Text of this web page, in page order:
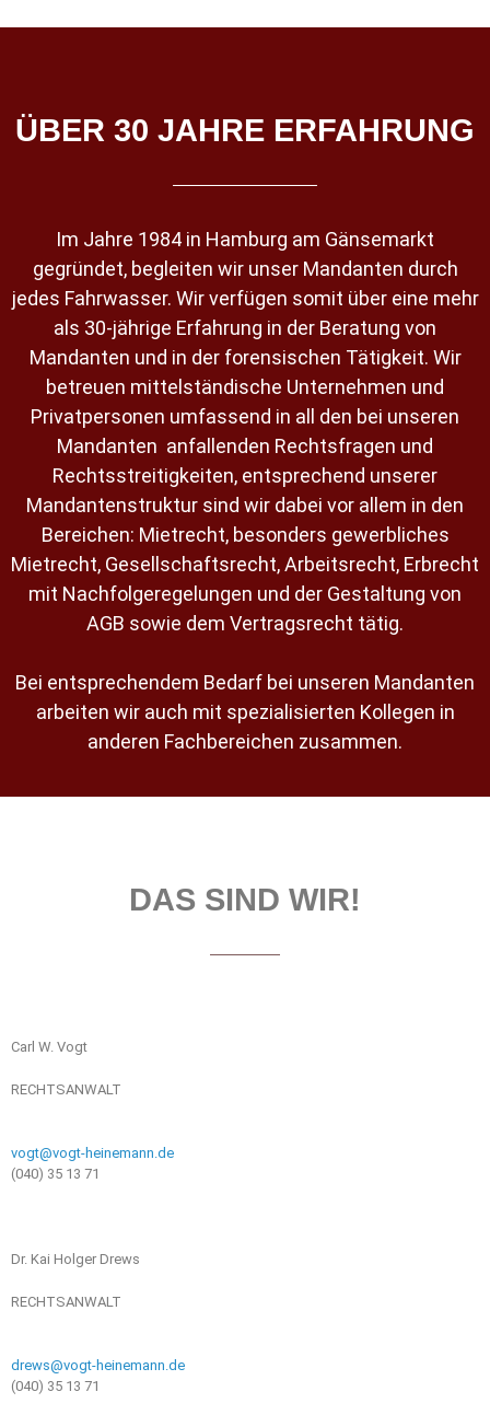
ÜBER 30 JAHRE ERFAHRUNG
Im Jahre 1984 in Hamburg am Gänsemarkt
gegründet, begleiten wir unser Mandanten durch
jedes Fahrwasser. Wir verfügen somit über eine mehr
als 30-jährige Erfahrung in der Beratung von
Mandanten und in der forensischen Tätigkeit. Wir
betreuen mittelständische Unternehmen und
Privatpersonen umfassend in all den bei unseren
Mandanten anfallenden Rechtsfragen und
Rechtsstreitigkeiten, entsprechend unserer
Mandantenstruktur sind wir dabei vor allem in den
Bereichen: Mietrecht, besonders gewerbliches
Mietrecht, Gesellschaftsrecht, Arbeitsrecht, Erbrecht
mit Nachfolgeregelungen und der Gestaltung von
AGB sowie dem Vertragsrecht tätig.
Bei entsprechendem Bedarf bei unseren Mandanten
arbeiten wir auch mit spezialisierten Kollegen in
anderen Fachbereichen zusammen.
DAS SIND WIR!
Carl W. Vogt
RECHTSANWALT
vogt@vogt-heinemann.de
(040) 35 13 71
Dr. Kai Holger Drews
RECHTSANWALT
drews@vogt-heinemann.de
(040) 35 13 71